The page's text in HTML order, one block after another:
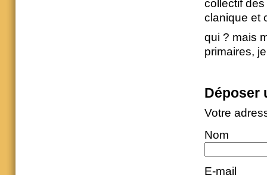
collectif
clanique et
qui ? mais
primaires,
Déposer
Votre
Nom
E-mail